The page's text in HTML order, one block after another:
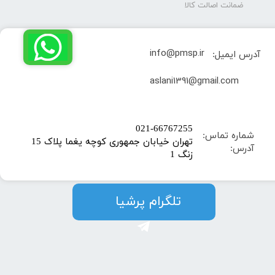
ضمانت اصالت کالا
شماره تماس:
آدرس:
​021-66767255
تهران خیابان جمهوری کوچه یغما پلاک 15
زنگ 1
آدرس ایمیل:
info@pmsp.ir
​aslani1391@gmail.com
​​​​تلگرام پرشیا